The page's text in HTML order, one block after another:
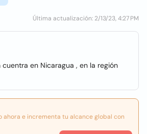
Última actualización: 2/13/23, 4:27 PM
cuentra en Nicaragua , en la región
ahora e incrementa tu alcance global con